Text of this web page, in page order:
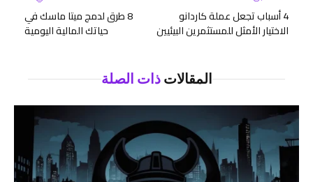
4 أسباب تجعل عملة كاردانو
الاختيار الأمثل للمستثمرين البيئيين
8 طرق لدمج ميتا ماسك في
حياتك المالية اليومية
المقالاتذات الصلة